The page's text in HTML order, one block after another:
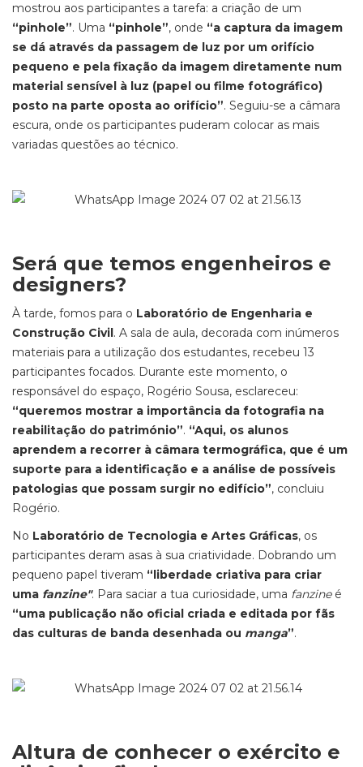
mostrou aos participantes a tarefa: a criação de um
“pinhole”. Uma “pinhole”, onde “a captura da imagem
se dá através da passagem de luz por um orifício
pequeno e pela fixação da imagem diretamente num
material sensível à luz (papel ou filme fotográfico)
posto na parte oposta ao orifício”. Seguiu-se a câmara
escura, onde os participantes puderam colocar as mais
variadas questões ao técnico.
Será que temos engenheiros e
designers?
À tarde, fomos para o Laboratório de Engenharia e
Construção Civil. A sala de aula, decorada com inúmeros
materiais para a utilização dos estudantes, recebeu 13
participantes focados. Durante este momento, o
responsável do espaço, Rogério Sousa, esclareceu:
“queremos mostrar a importância da fotografia na
reabilitação do património”. “Aqui, os alunos
aprendem a recorrer à câmara termográfica, que é um
suporte para a identificação e a análise de possíveis
patologias que possam surgir no edifício”, concluiu
Rogério.
No Laboratório de Tecnologia e Artes Gráficas, os
participantes deram asas à sua criatividade. Dobrando um
pequeno papel tiveram “liberdade criativa para criar
uma fanzine". Para saciar a tua curiosidade, uma fanzine é
“uma publicação não oficial criada e editada por fãs
das culturas de banda desenhada ou manga”.
Altura de conhecer o exército e